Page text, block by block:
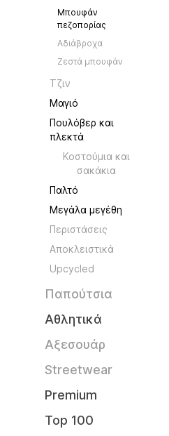
Μπουφάν
πεζοπορίας
Αδιάβροχα
Ζεστά μπουφάν
Τζιν
Μαγιό
Πουλόβερ και
πλεκτά
Κοστούμια και
σακάκια
Παλτό
Μεγάλα μεγέθη
Περιστάσεις
Aποκλειστικά
Upcycled
Παπούτσια
Αθλητικά
Αξεσουάρ
Streetwear
Premium
Top 100